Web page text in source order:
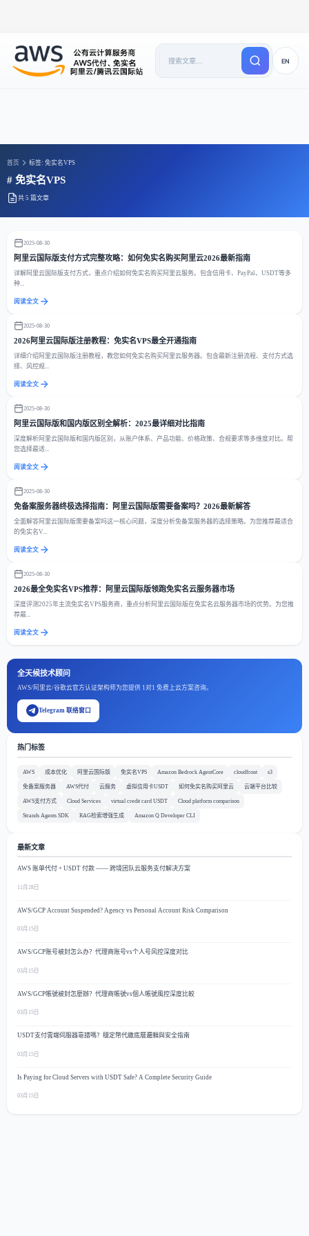
EN
首页 标签: 免实名VPS
# 免实名VPS
共 5 篇文章
2025-08-30
阿里云国际版支付方式完整攻略：如何免实名购买阿里云2026最新指南
详解阿里云国际版支付方式，重点介绍如何免实名购买阿里云服务。包含信用卡、PayPal、USDT等多
种...
阅读全文
2025-08-30
2026阿里云国际版注册教程：免实名VPS最全开通指南
详细介绍阿里云国际版注册教程，教您如何免实名购买阿里云服务器。包含最新注册流程、支付方式选
择、风控规...
阅读全文
2025-08-30
阿里云国际版和国内版区别全解析：2025最详细对比指南
深度解析阿里云国际版和国内版区别，从账户体系、产品功能、价格政策、合规要求等多维度对比。帮
您选择最适...
阅读全文
2025-08-30
免备案服务器终极选择指南：阿里云国际版需要备案吗？2026最新解答
全面解答阿里云国际版需要备案吗这一核心问题，深度分析免备案服务器的选择策略。为您推荐最适合
的免实名V...
阅读全文
2025-08-30
2026最全免实名VPS推荐：阿里云国际版领跑免实名云服务器市场
深度评测2025年主流免实名VPS服务商，重点分析阿里云国际版在免实名云服务器市场的优势。为您推
荐最...
阅读全文
全天候技术顾问
AWS/阿里云/谷歌云官方认证架构师为您提供 1对1 免费上云方案咨询。
Telegram 联络窗口
热门标签
AWS 成本优化 阿里云国际版 免实名VPS Amazon Bedrock AgentCore cloudfront s3
免备案服务器 AWS代付 云服务 虚拟信用卡USDT 如何免实名购买阿里云 云端平台比较
AWS支付方式 Cloud Services virtual credit card USDT Cloud platform comparison
Strands Agents SDK RAG检索增强生成 Amazon Q Developer CLI
最新文章
AWS 账单代付 + USDT 付款 —— 跨境团队云服务支付解决方案
11月28日
AWS/GCP Account Suspended? Agency vs Personal Account Risk Comparison
03月15日
AWS/GCP账号被封怎么办？代理商账号vs个人号风控深度对比
03月15日
AWS/GCP帳號被封怎麼辦？代理商帳號vs個人帳號風控深度比較
03月15日
USDT支付雲端伺服器靠譜嗎？穩定幣代繳底層邏輯與安全指南
03月15日
Is Paying for Cloud Servers with USDT Safe? A Complete Security Guide
03月15日